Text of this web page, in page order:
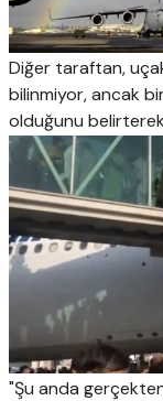
Diğer taraftan,
bilinmiyor, ancak
olduğunu
"Şu anda